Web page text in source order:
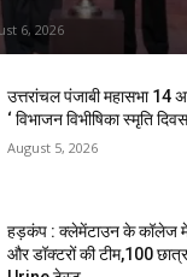
6, 2026
उत्तरांचल पंजाबी महासभा 14
‘ विभाजन विभीषिका स्मृति
August 5, 2026
हड़कंप : क्लेमेंटाउन के कॉलेज
और डॉक्टरों की टीम,100